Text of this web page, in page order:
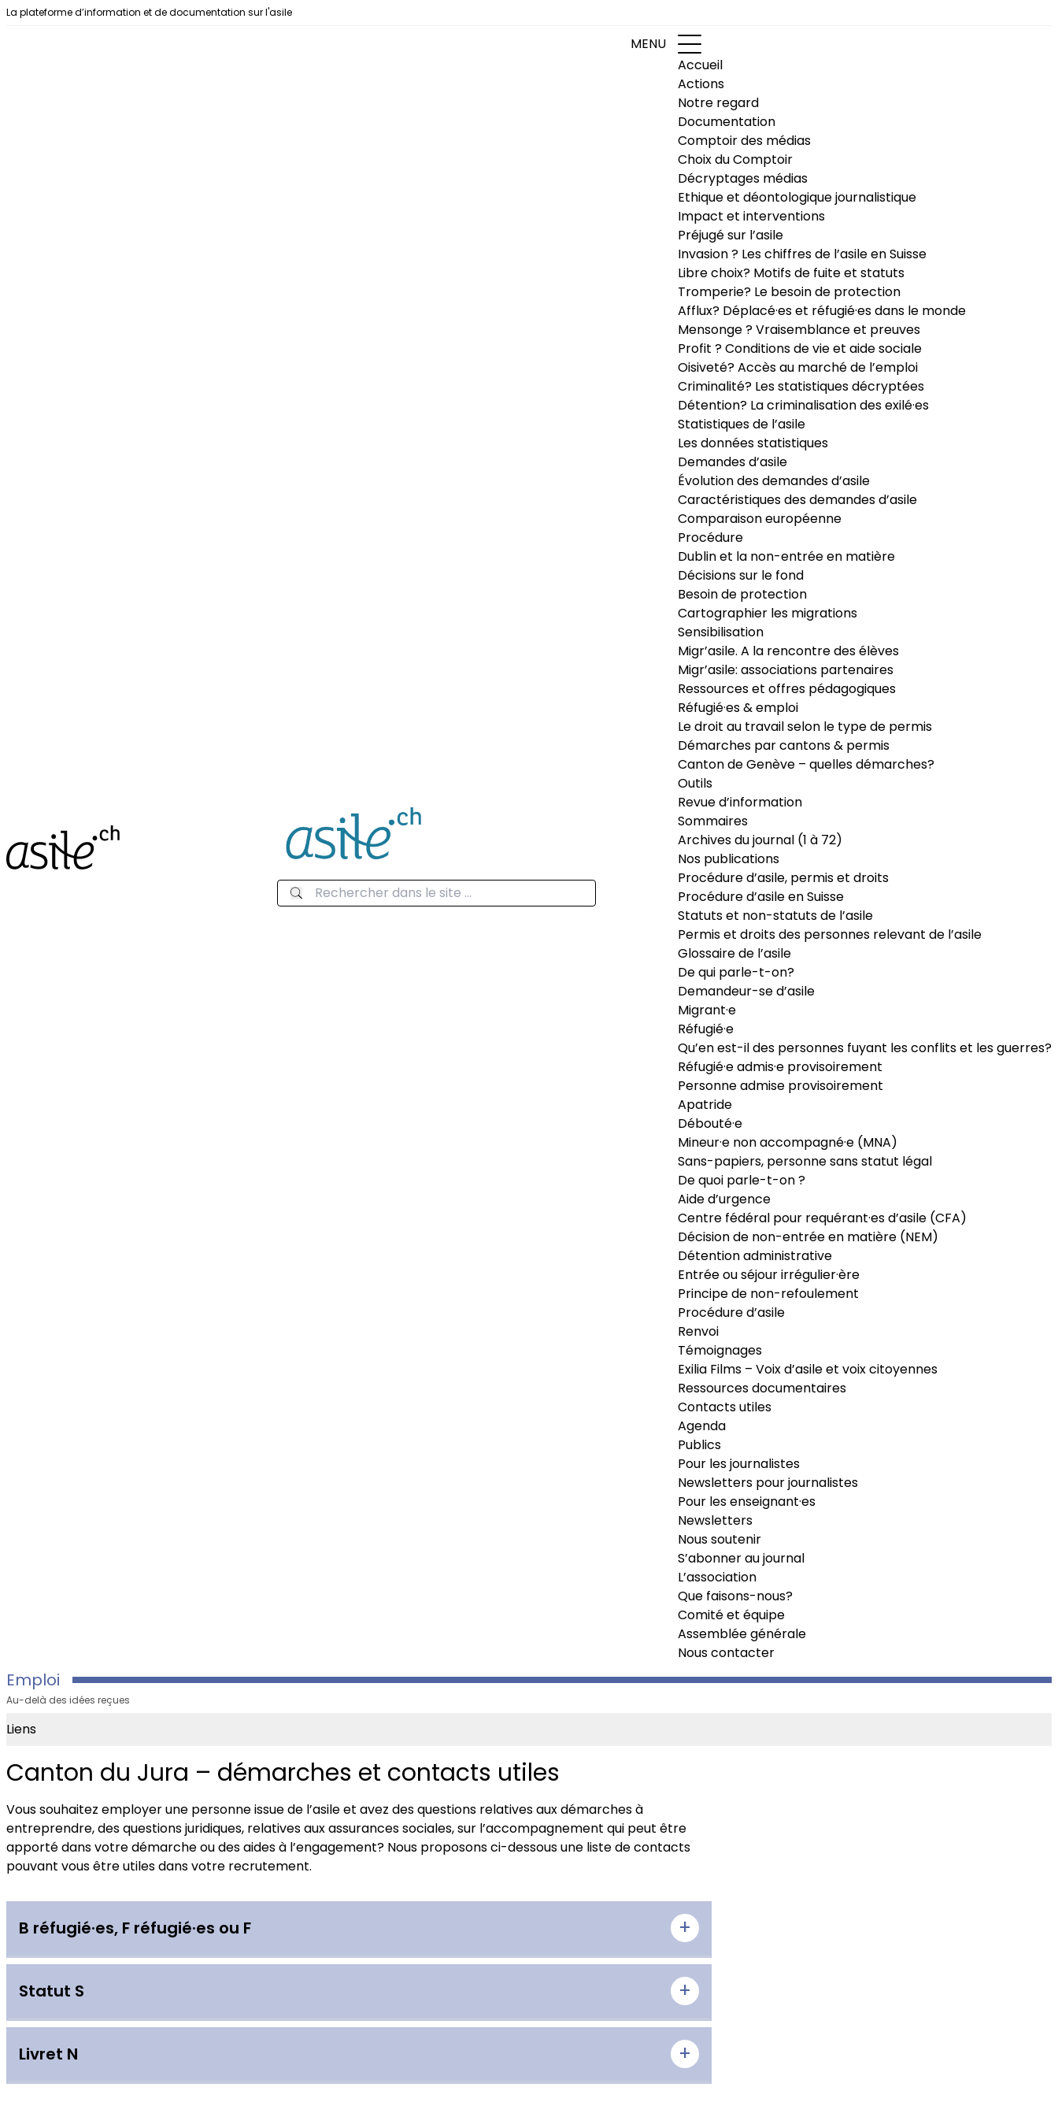
Aller au contenu
La plateforme d’information et de documentation sur l'asile
MENU
Accueil
Actions
Notre regard
Documentation
Comptoir des médias
Choix du Comptoir
Décryptages médias
Ethique et déontologique journalistique
Impact et interventions
Préjugé sur l’asile
Invasion ? Les chiffres de l’asile en Suisse
Libre choix? Motifs de fuite et statuts
Tromperie? Le besoin de protection
Afflux? Déplacé·es et réfugié·es dans le monde
Mensonge ? Vraisemblance et preuves
Profit ? Conditions de vie et aide sociale
Oisiveté? Accès au marché de l’emploi
Criminalité? Les statistiques décryptées
Détention? La criminalisation des exilé·es
Statistiques de l’asile
Les données statistiques
Demandes d’asile
Évolution des demandes d’asile
Caractéristiques des demandes d’asile
Comparaison européenne
Procédure
Dublin et la non-entrée en matière
Décisions sur le fond
Besoin de protection
Cartographier les migrations
Sensibilisation
Migr’asile. A la rencontre des élèves
Migr’asile: associations partenaires
Ressources et offres pédagogiques
Réfugié·es & emploi
Le droit au travail selon le type de permis
Démarches par cantons & permis
Canton de Genève – quelles démarches?
Outils
Revue d’information
Sommaires
Archives du journal (1 à 72)
Nos publications
Procédure d’asile, permis et droits
Procédure d’asile en Suisse
Statuts et non-statuts de l’asile
Permis et droits des personnes relevant de l’asile
Glossaire de l’asile
De qui parle-t-on?
Demandeur-se d’asile
Migrant·e
Réfugié·e
Qu’en est-il des personnes fuyant les conflits et les guerres?
Réfugié·e admis·e provisoirement
Personne admise provisoirement
Apatride
Débouté·e
Mineur·e non accompagné·e (MNA)
Sans-papiers, personne sans statut légal
De quoi parle-t-on ?
Aide d’urgence
Centre fédéral pour requérant·es d’asile (CFA)
Décision de non-entrée en matière (NEM)
Détention administrative
Entrée ou séjour irrégulier·ère
Principe de non-refoulement
Procédure d’asile
Renvoi
Témoignages
Exilia Films – Voix d’asile et voix citoyennes
Ressources documentaires
Contacts utiles
Agenda
Publics
Pour les journalistes
Newsletters pour journalistes
Pour les enseignant·es
Newsletters
Nous soutenir
S’abonner au journal
L’association
Que faisons-nous?
Comité et équipe
Assemblée générale
Nous contacter
Emploi
Au-delà des idées reçues
Liens
Canton du Jura – démarches et contacts utiles
Vous souhaitez employer une personne issue de l’asile et avez des questions relatives aux démarches à
entreprendre, des questions juridiques, relatives aux assurances sociales, sur l’accompagnement qui peut être
apporté dans votre démarche ou des aides à l’engagement? Nous proposons ci-dessous une liste de contacts
pouvant vous être utiles dans votre recrutement.
B réfugié·es, F réfugié·es ou F +
L’exercice d’une activité lucrative (salariée ou indépendante) doit faire l’objet d’une annonce sur le guichet
en ligne EasyGov.swiss
Statut S +
Comme pour le permis B et F, l’exercice d’une activité lucrative (salariée ou indépendante) doit faire l’objet
d’une annonce sur le guichet en ligne
, ou par le biais du formulaire d’annonce disponible sur
Livret N +